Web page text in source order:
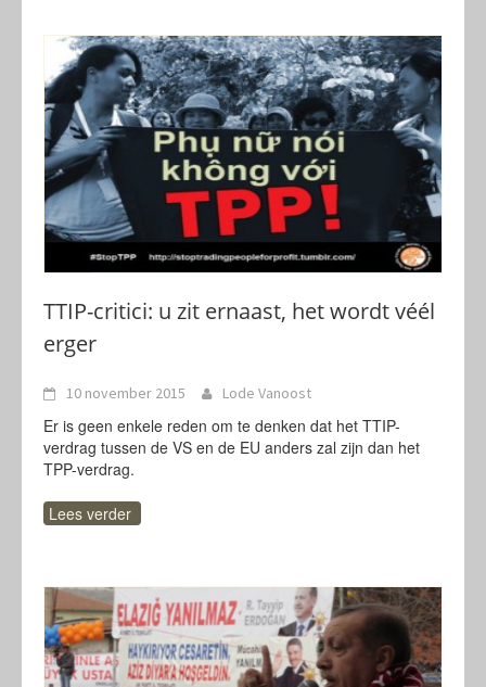
TTIP-critici: u zit ernaast, het wordt véél
erger
10 november 2015 Lode Vanoost
Er is geen enkele reden om te denken dat het TTIP-
verdrag tussen de VS en de EU anders zal zijn dan het
TPP-verdrag.
Lees verder